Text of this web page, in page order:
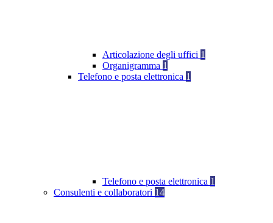
Articolazione degli uffici 1
Organigramma 1
Telefono e posta elettronica 1
Telefono e posta elettronica 1
Consulenti e collaboratori 14